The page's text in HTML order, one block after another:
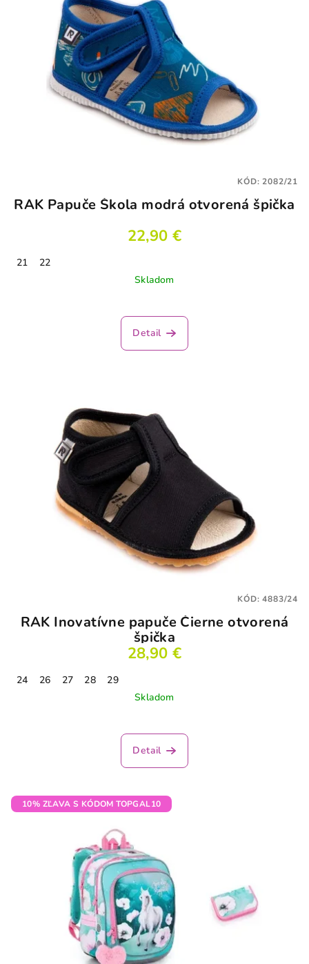
RAK Papuče Škola modrá otvorená špička
22,90 €
21
22
Skladom
Detail
KÓD:2082/21
RAK Inovatívne papuče Čierne otvorená
špička
28,90 €
24 26 27 28
29
Skladom
Detail
KÓD:4883/24
10% ZĽAVA S KÓDOM TOPGAL10